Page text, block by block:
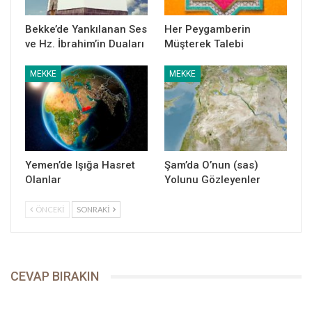
İbrahim gibi baba Abdullah da, beklenen Son Sultan Hz.
Muhammed’in, hicret edip kalan ömrünü geçireceği ve Allah
davasını buradan bütün dünyaya tebliğ edeceği bir mübarek
Medine’ye kalıcı bir imza atmıştı.
Bu arada Hz. Âmine, cihanın doğumunu beklediği Zât’a
hamileydi.
Yazar: Dr. Reşit Haylamaz/EFENDİMİZ isimli kitabından alınmıştır.
Bekke’de Yankılanan Ses
ve Hz. İbrahim’in Duaları
Her Peygamberin
Müşterek Talebi
MEKKE
Yemen’de Işığa Hasret
Olanlar
MEKKE
Şam’da O’nun (sas)
Yolunu Gözleyenler
ÖNCEKI SONRAKI
CEVAP BIRAKIN